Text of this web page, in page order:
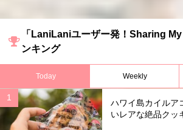
「LaniLaniユーザー発！Sharing
ンキング
Today Weekly
ハワイ島カイルア
いレアな絶品クッ